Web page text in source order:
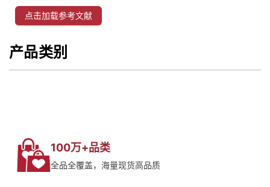
点击加载参考文献
产品类别
100万+品类
全品全覆盖，海量现货高品质